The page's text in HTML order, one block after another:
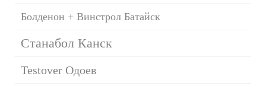
Болденон + Винстрол Батайск
Станабол Канск
Testover Одоев